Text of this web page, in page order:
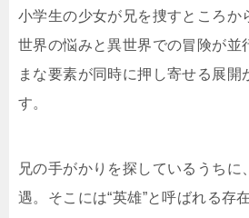
小学生の少女が兄を捜すところか
世界の悩みと異世界での冒険が並
まな要素が同時に押し寄せる展開
す。
兄の手がかりを探しているうちに
遇。そこには“英雄”と呼ばれる存